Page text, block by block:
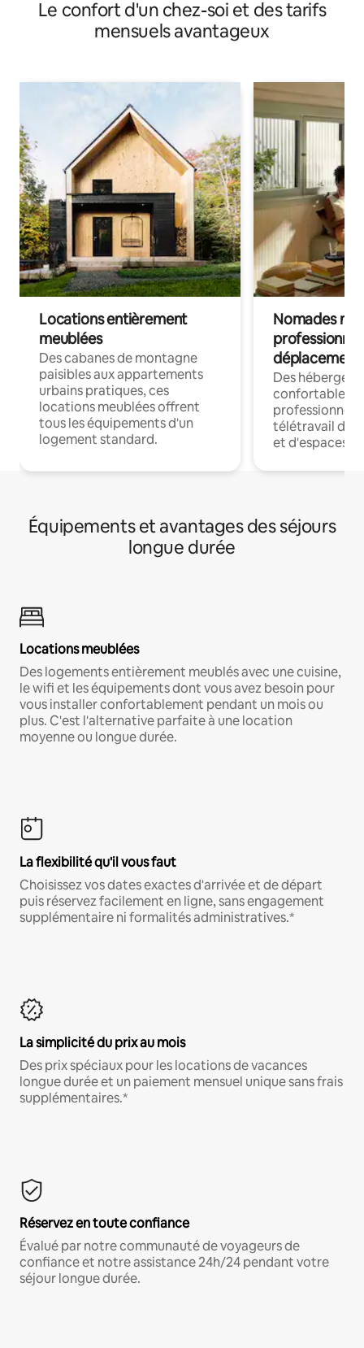
de sport (3 chambres)
Le confort d'un chez-soi et des tarifs
mensuels avantageux
Locations entièrement
meublées
Des cabanes de montagne
paisibles aux appartements
urbains pratiques, ces
locations meublées offrent
tous les équipements d'un
logement standard.
Nomades
déplacement
Des
confortables
professionnels
télétravail
et d'espaces
Équipements et avantages des séjours
longue durée
Locations meublées
Des logements entièrement meublés avec une cuisine,
le wifi et les équipements dont vous avez besoin pour
vous installer confortablement pendant un mois ou
plus. C'est l'alternative parfaite à une location
moyenne ou longue durée.
La flexibilité qu'il vous faut
Choisissez vos dates exactes d'arrivée et de départ
puis réservez facilement en ligne, sans engagement
supplémentaire ni formalités administratives.*
La simplicité du prix au mois
Des prix spéciaux pour les locations de vacances
longue durée et un paiement mensuel unique sans frais
supplémentaires.*
Réservez en toute confiance
Évalué par notre communauté de voyageurs de
confiance et notre assistance 24h/24 pendant votre
séjour longue durée.